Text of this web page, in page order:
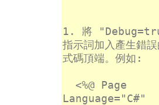
1. 將
指示詞加入產生錯
式碼頂端。例如:
<%@ Page
Language="C#"